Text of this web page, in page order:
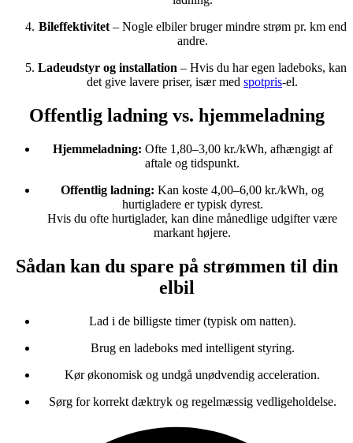
Bileffektivitet– Nogle elbiler bruger mindre strøm pr. km end
andre.
Ladeudstyr og installation – Hvis du har egen ladeboks, kan
det give lavere priser, især med spotpris-el.
Offentlig ladning vs. hjemmeladning
Hjemmeladning: Ofte 1,80–3,00 kr./kWh, afhængigt af
aftale og tidspunkt.
Offentlig ladning: Kan koste 4,00–6,00 kr./kWh, og
hurtigladere er typisk dyrest.
Hvis du ofte hurtiglader, kan dine månedlige udgifter være
markant højere.
Sådan kan du spare på strømmen til din
elbil
Lad i de billigste timer (typisk om natten).
Brug en ladeboks med intelligent styring.
Kør økonomisk og undgå unødvendig acceleration.
Sørg for korrekt dæktryk og regelmæssig vedligeholdelse.